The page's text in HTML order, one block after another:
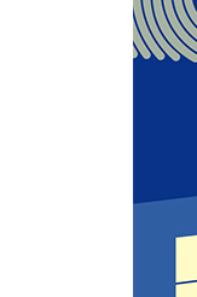
4장 사
사물
5장 블
비트